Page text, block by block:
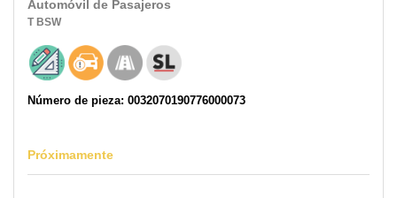
Automóvil de Pasajeros
T BSW
Número de pieza: 0032070190776000073
Próximamente